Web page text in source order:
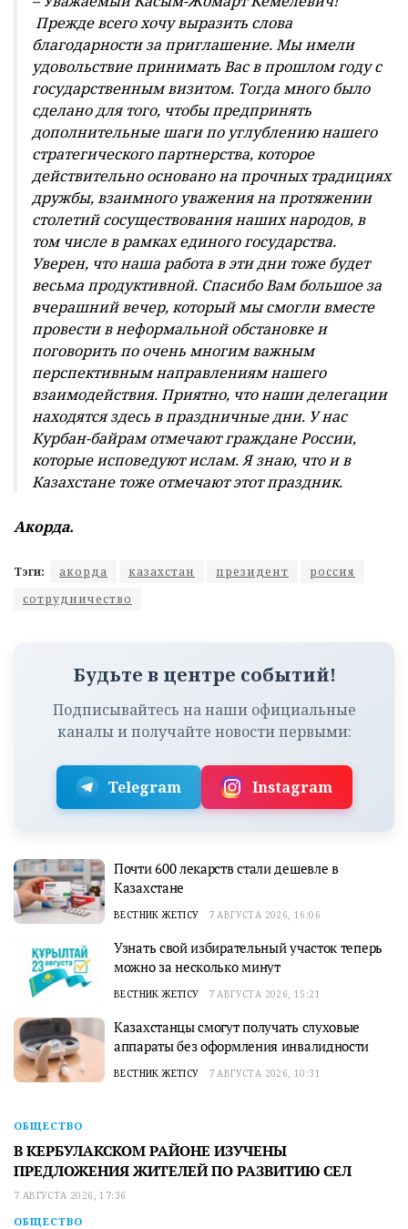
Прежде всего хочу выразить слова
благодарности за приглашение. Мы имели
удовольствие принимать Вас в прошлом году с
государственным визитом. Тогда много было
сделано для того, чтобы предпринять
дополнительные шаги по углублению нашего
стратегического партнерства, которое
действительно основано на прочных традициях
дружбы, взаимного уважения на протяжении
столетий сосуществования наших народов, в
том числе в рамках единого государства.
Уверен, что наша работа в эти дни тоже будет
весьма продуктивной. Спасибо Вам большое за
вчерашний вечер, который мы смогли вместе
провести в неформальной обстановке и
поговорить по очень многим важным
перспективным направлениям нашего
взаимодействия. ​Приятно, что наши делегации
находятся здесь в праздничные дни. У нас
Курбан-байрам отмечают граждане России,
которые исповедуют ислам. Я знаю, что и в
Казахстане тоже отмечают этот праздник.
Акорда.
Тэги: акорда казахстан президент
россия
сотрудничество
Будьте в центре событий!
Подписывайтесь на наши официальные
каналы и получайте новости первыми:
Telegram Instagram
Почти 600 лекарств стали дешевле в
Казахстане
ВЕСТНИК ЖЕТІСУ 7 АВГУСТА 2026, 16:06
Узнать свой избирательный участок теперь
можно за несколько минут
ВЕСТНИК ЖЕТІСУ 7 АВГУСТА 2026, 15:21
Казахстанцы смогут получать слуховые
аппараты без оформления инвалидности
ВЕСТНИК ЖЕТІСУ 7 АВГУСТА 2026, 10:31
ОБЩЕСТВО
В КЕРБУЛАКСКОМ РАЙОНЕ ИЗУЧЕНЫ
ПРЕДЛОЖЕНИЯ ЖИТЕЛЕЙ ПО РАЗВИТИЮ СЕЛ
7 АВГУСТА 2026, 17:36
ОБЩЕСТВО